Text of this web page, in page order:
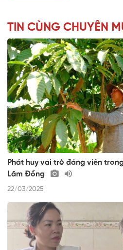
TIN CÙNG CHUYÊN
Phát huy vai trò đảng viên
Lâm Đồng
22/03/2025